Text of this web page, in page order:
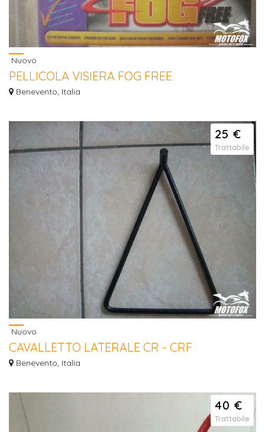
Nuovo
PELLICOLA VISIERA FOG FREE
Vendo pellicola antiappannante NUOVA per caschi euro 17,00 Per
Benevento, Italia
25 €
Trattabile
Nuovo
CAVALLETTO LATERALE CR - CRF
Vendo cavalletto laterale per Honda Cr e CRF Ricambio ORIGINALE NUOVO
Benevento, Italia
40 €
Trattabile